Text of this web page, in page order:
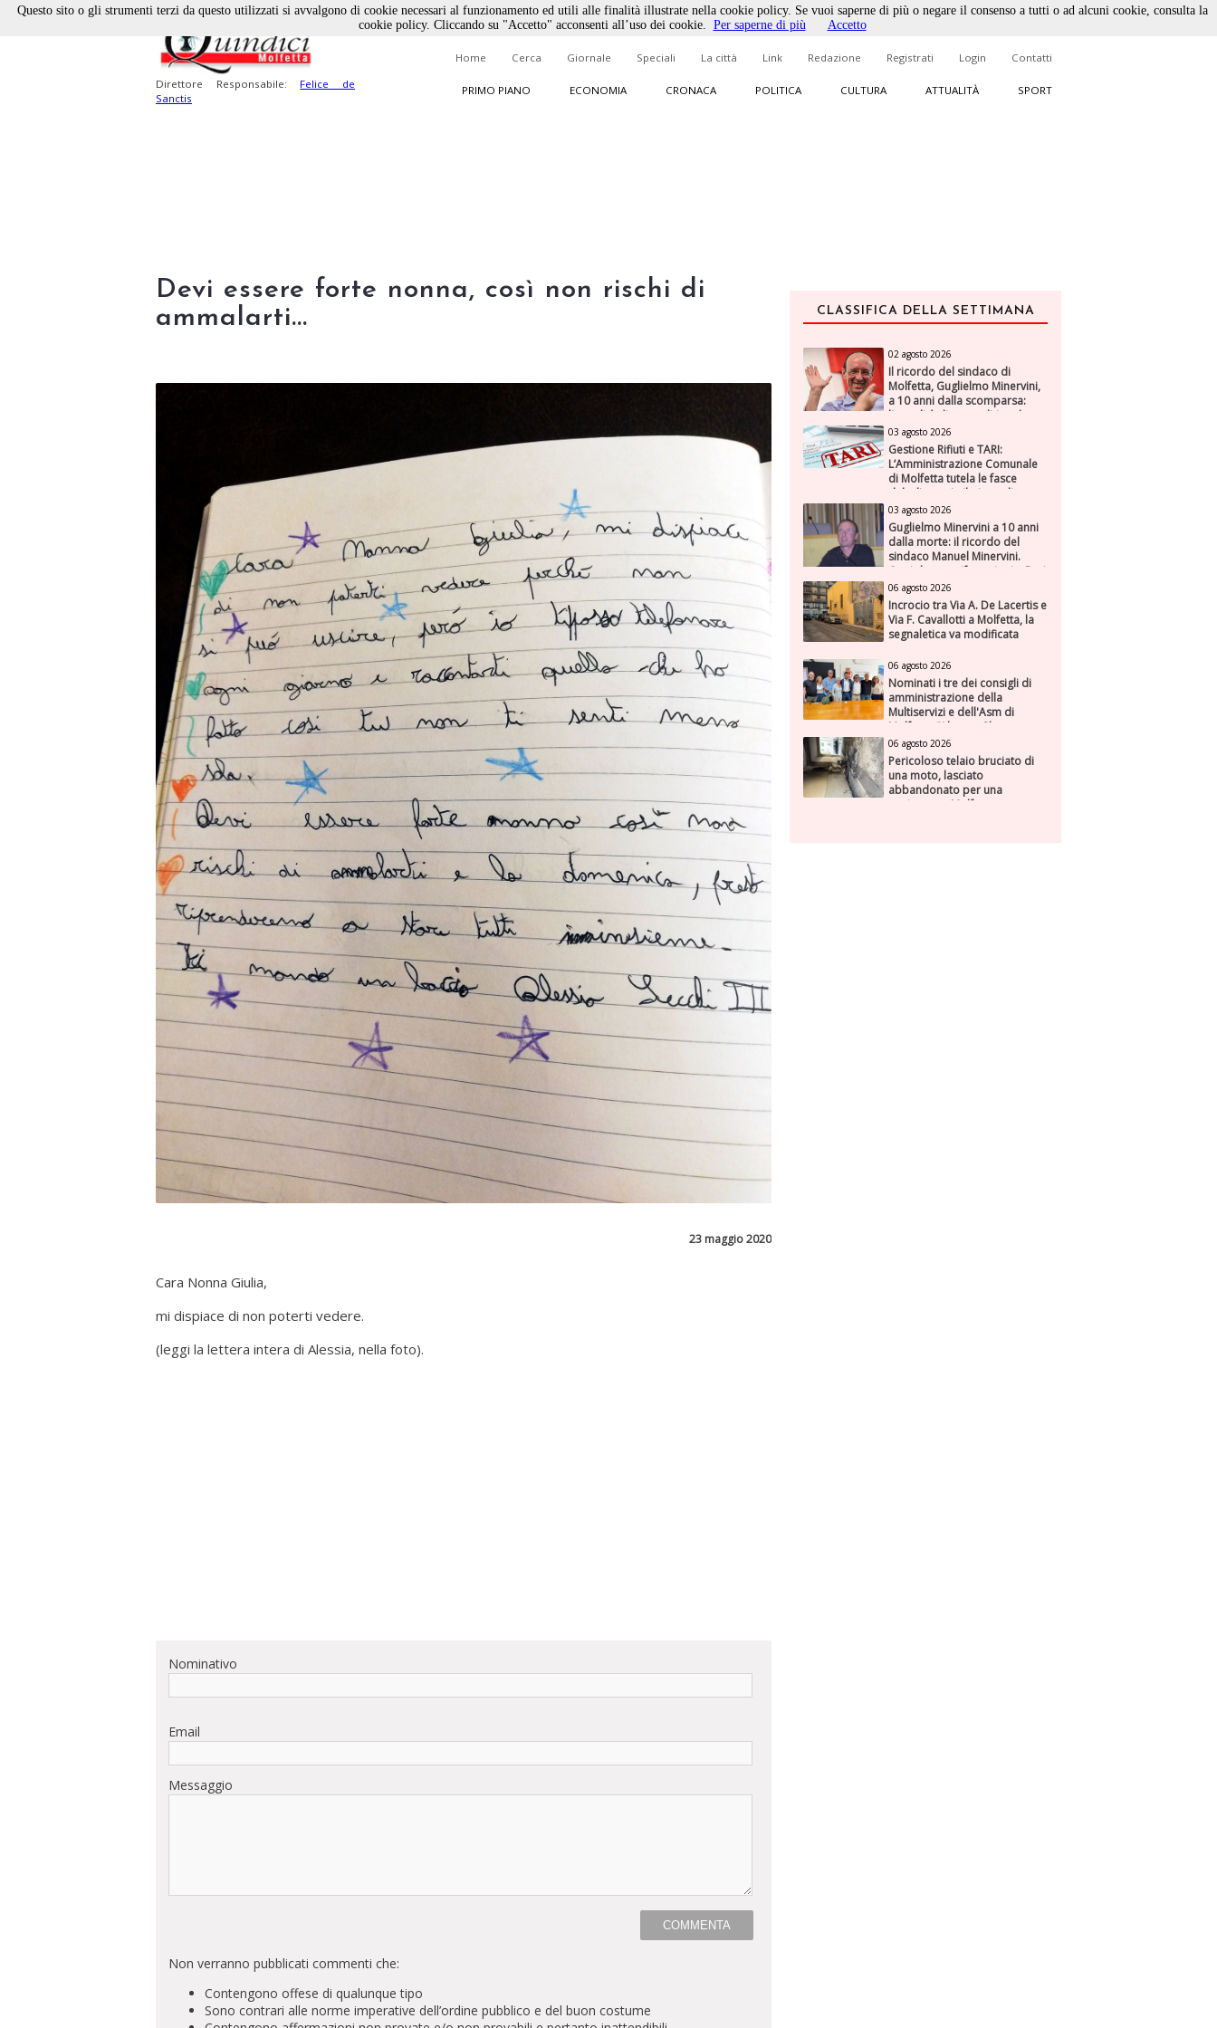
Direttore Responsabile: Felice de
Sanctis
Home Cerca Giornale Speciali La città Link Redazione Registrati Login Contatti
PRIMO PIANO ECONOMIA CRONACA POLITICA CULTURA ATTUALITÀ SPORT
Devi essere forte nonna, così non rischi di
ammalarti...
23 maggio 2020
Cara Nonna Giulia,
mi dispiace di non poterti vedere.
(leggi la lettera intera di Alessia, nella foto).
Nominativo
Email
Messaggio
Non verranno pubblicati commenti che:
Contengono offese di qualunque tipo
Sono contrari alle norme imperative dell’ordine pubblico e del buon costume
CLASSIFICA DELLA SETTIMANA
02 agosto 2026
Il ricordo del sindaco di
Molfetta, Guglielmo Minervini,
a 10 anni dalla scomparsa:
l'attualità di una politica che
genera futuro
03 agosto 2026
Gestione Rifiuti e TARI:
L’Amministrazione Comunale
di Molfetta tutela le fasce
deboli e avvia il piano di
risanamento per ASM
03 agosto 2026
Guglielmo Minervini a 10 anni
dalla morte: il ricordo del
sindaco Manuel Minervini.
Oggi due manifestazioni a Bari
e Molfetta
06 agosto 2026
Incrocio tra Via A. De Lacertis e
Via F. Cavallotti a Molfetta, la
segnaletica va modificata
06 agosto 2026
Nominati i tre dei consigli di
amministrazione della
Multiservizi e dell'Asm di
Molfetta. “Alto profilo e
dondate su fiducia,
competenza e responsabilità”
06 agosto 2026
Pericoloso telaio bruciato di
una moto, lasciato
abbandonato per una
settimana a Molfetta
Questo sito o gli strumenti terzi da questo utilizzati si avvalgono di cookie necessari al funzionamento ed utili alle finalità illustrate nella cookie policy. Se vuoi saperne di più o negare il consenso a tutti o ad alcuni cookie, consulta la
cookie policy. Cliccando su "Accetto" acconsenti all’uso dei cookie. Per saperne di più Accetto